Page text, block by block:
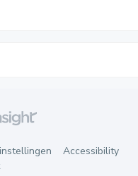
Accessibility